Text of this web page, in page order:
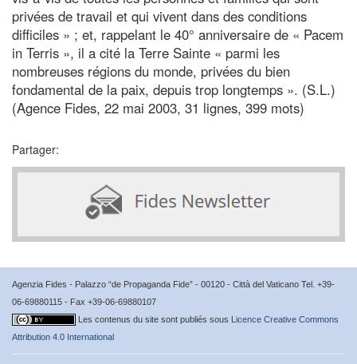
privées de travail et qui vivent dans des conditions
difficiles » ; et, rappelant le 40° anniversaire de « Pacem
in Terris », il a cité la Terre Sainte « parmi les
nombreuses régions du monde, privées du bien
fondamental de la paix, depuis trop longtemps ». (S.L.)
(Agence Fides, 22 mai 2003, 31 lignes, 399 mots)
Partager:
Agenzia Fides - Palazzo “de Propaganda Fide” - 00120 - Città del Vaticano Tel. +39-
06-69880115 - Fax +39-06-69880107
Les contenus du site sont publiés sous Licence Creative Commons
Attribution 4.0 International